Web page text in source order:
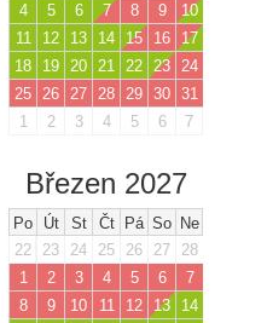
4
5 6 7 8 9
10
11
12 13 14 15 16
17
18
19 20 21 22 23
24
25
26 27 28 29 30 31
1
2 3 4 5 6 7
Březen 2027
Po Út St Čt Pá So Ne
22
23 24 25 26 27
28
1
2 3 4 5 6
7
8
9 10 11 12 13
14